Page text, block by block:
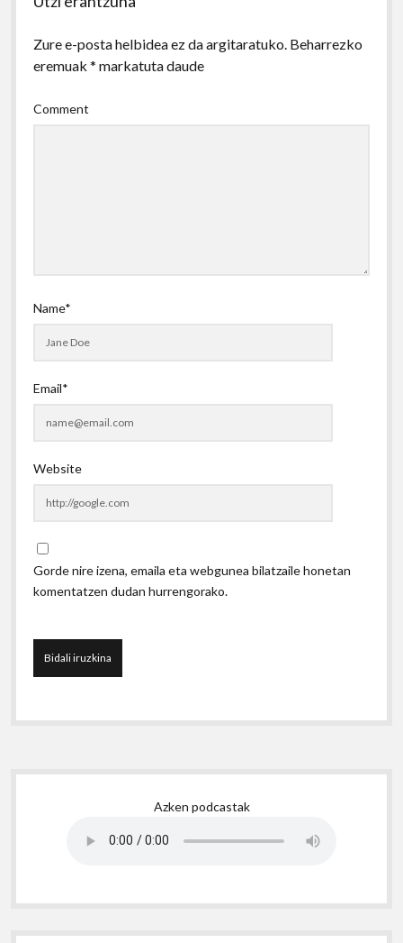
Zure e-posta helbidea ez da argitaratuko. Beharrezko
eremuak * markatuta daude
Comment
Name*
Email*
Website
Gorde nire izena, emaila eta webgunea bilatzaile honetan
komentatzen dudan hurrengorako.
Sidebar
Azken podcastak